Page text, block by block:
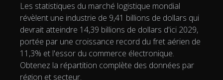
Les statistiques du marché logistique mondial
révèlent une industrie de 9,41 billions de dollars qui
devrait atteindre 14,39 billions de dollars d'ici 2029,
portée par une croissance record du fret aérien de
11,3% et l'essor du commerce électronique.
Obtenez la répartition complète des données par
région et secteur.